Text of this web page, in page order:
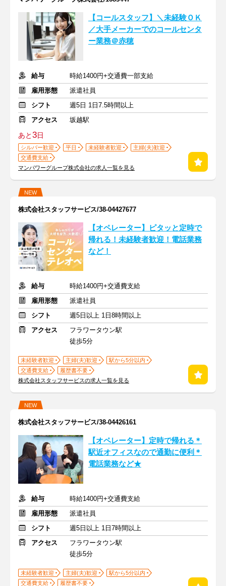
【コールスタッフ】＼未経験ＯＫ
／大手メーカーでのコールセンタ
ー業務＠赤穂
給与
時給1400円+交通費一部支給
雇用形態
派遣社員
シフト
週5日 1日7.5時間以上
アクセス
坂越駅
あと3日
シルバー歓迎 平日 未経験者歓迎
主婦(夫)歓迎
交通費支給
マンパワーグループ株式会社の求人一覧を見る
NEW
株式会社スタッフサービス/38-04427677
【オペレーター】ピタッと定時で
帰れる！未経験者歓迎！電話業務
など！
給与
時給1400円+交通費支給
雇用形態
派遣社員
シフト
週5日以上 1日8時間以上
アクセス
フラワータウン駅
徒歩5分
未経験者歓迎 主婦(夫)歓迎
駅から5分以内
交通費支給
履歴書不要
株式会社スタッフサービスの求人一覧を見る
NEW
株式会社スタッフサービス/38-04426161
【オペレーター】定時で帰れる＊
駅近オフィスなので通勤に便利＊
電話業務など★
給与
時給1400円+交通費支給
雇用形態
派遣社員
シフト
週5日以上 1日7時間以上
アクセス
フラワータウン駅
徒歩5分
未経験者歓迎 主婦(夫)歓迎
駅から5分以内
交通費支給
履歴書不要